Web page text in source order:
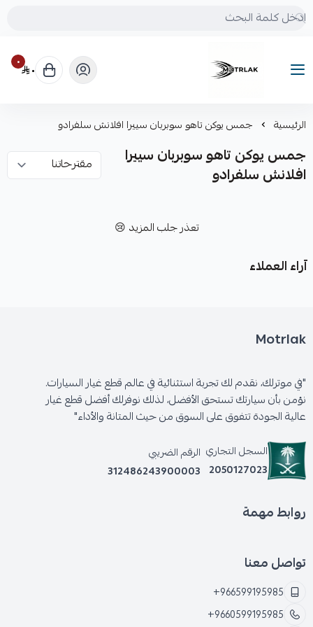
Motrlak
٠ ٠
الرئيسية جمس يوكن تاهو سوبربان سييرا افلانش سلفرادو
جمس يوكن تاهو سوبربان سييرا
افلانش سلفرادو
تعذر جلب المزيد 😢
آراء العملاء
Motrlak
"في موترلك، نقدم لك تجربة استثنائية في عالم قطع غيار السيارات.
نؤمن بأن سيارتك تستحق الأفضل، لذلك نوفرلك أفضل قطع غيار
عالية الجودة تتفوق على السوق من حيث المتانة والأداء"
السجل التجاري
2050127023
الرقم الضريبي
312486243900003
روابط مهمة
تواصل معنا
+966599195985
+9660599195985